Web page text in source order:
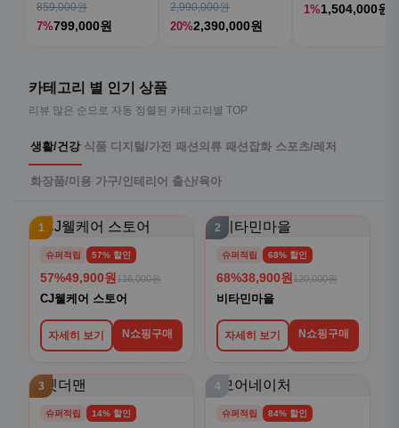
859,000원
7%799,000원
TV
2,990,000원
20%2,390,000원
1%1,504,000원
카테고리 별 인기 상품
리뷰 많은 순으로 자동 정렬된 카테고리별 TOP
생활/건강 식품 디지털/가전 패션의류 패션잡화 스포츠/레저
화장품/미용 가구/인테리어 출산/육아
1
슈퍼적립 57% 할인
57%49,900원 116,000원
CJ웰케어 스토어
자세히 보기 N쇼핑구매
2
슈퍼적립 68% 할인
68%38,900원 120,000원
비타민마을
자세히 보기 N쇼핑구매
3
슈퍼적립 14% 할인
4
슈퍼적립 84% 할인